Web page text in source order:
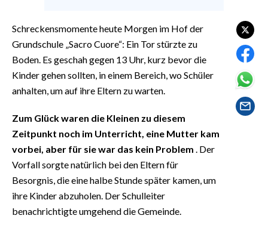
GOSSIP
SARDI NEL MONDO
NOTIZIE
EVENTI
INSULARITÀ
FOTO
Schreckensmomente heute Morgen im Hof der
Grundschule „Sacro Cuore“: Ein Tor stürzte zu
Boden. Es geschah gegen 13 Uhr, kurz bevor die
Kinder gehen sollten, in einem Bereich, wo Schüler
anhalten, um auf ihre Eltern zu warten.
Zum Glück waren die Kleinen zu diesem
Zeitpunkt noch im Unterricht, eine Mutter kam
vorbei, aber für sie war das kein Problem . Der
Vorfall sorgte natürlich bei den Eltern für
Besorgnis, die eine halbe Stunde später kamen, um
ihre Kinder abzuholen. Der Schulleiter
benachrichtigte umgehend die Gemeinde.